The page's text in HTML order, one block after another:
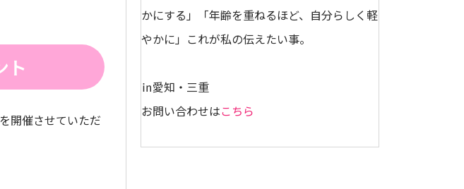
ト
開催させていただ
かにする」「年齢を重ねるほど、自分らしく軽
やかに」これが私の伝えたい事。
㏌愛知・三重
お問い合わせはこちら